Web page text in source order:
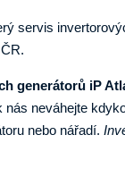
servis
generátorů iP
nás neváhejte
nebo nářadí.